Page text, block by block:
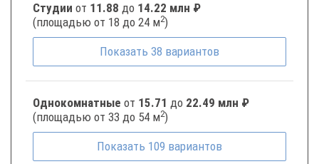
Студии от 11.88 до 14.22 млн ₽
(площадью от 18 до 24 м2)
Показать 38 вариантов
Однокомнатные от 15.71 до 22.49 млн ₽
(площадью от 33 до 54 м2)
Показать 109 вариантов